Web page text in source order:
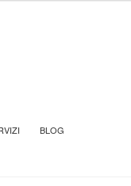
BLOG